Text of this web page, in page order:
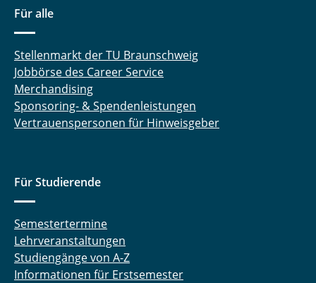
Für alle
Stellenmarkt der TU Braunschweig
Jobbörse des Career Service
Merchandising
Sponsoring- & Spendenleistungen
Vertrauenspersonen für Hinweisgeber
Für Studierende
Semestertermine
Lehrveranstaltungen
Studiengänge von A-Z
Informationen für Erstsemester